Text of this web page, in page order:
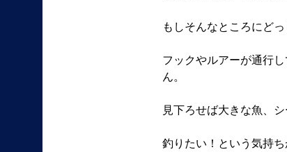
もしそんなところにど
フックやルアーが通行
ん。
見下ろせば大きな魚、
釣りたい！という気持